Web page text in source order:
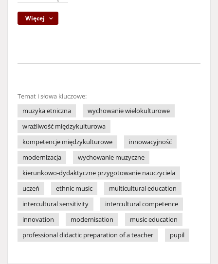
Więcej
Temat i słowa kluczowe:
muzyka etniczna
wychowanie wielokulturowe
wrażliwość międzykulturowa
kompetencje międzykulturowe
innowacyjność
modernizacja
wychowanie muzyczne
kierunkowo-dydaktyczne przygotowanie nauczyciela
uczeń
ethnic music
multicultural education
intercultural sensitivity
intercultural competence
innovation
modernisation
music education
professional didactic preparation of a teacher
pupil